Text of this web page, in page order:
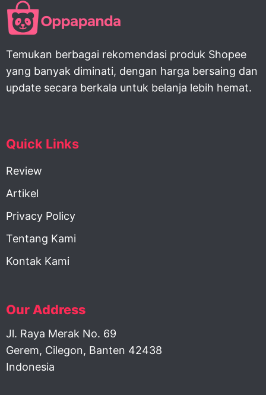
Temukan berbagai rekomendasi produk Shopee
yang banyak diminati, dengan harga bersaing dan
update secara berkala untuk belanja lebih hemat.
Quick Links
Review
Artikel
Privacy Policy
Tentang Kami
Kontak Kami
Our Address
Jl. Raya Merak No. 69
Gerem, Cilegon, Banten 42438
Indonesia